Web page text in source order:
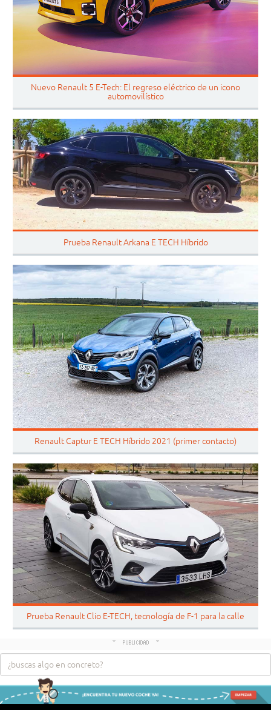
Nuevo Renault 5 E-Tech: El regreso eléctrico de un icono
automovilístico
Prueba Renault Arkana E TECH Híbrido
Renault Captur E TECH Híbrido 2021 (primer contacto)
Prueba Renault Clio E-TECH, tecnología de F-1 para la calle